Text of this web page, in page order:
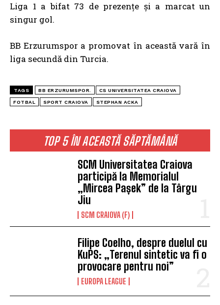
TOP 5 ÎN ACEASTĂ SĂPTĂMÂNĂ
SCM Universitatea Craiova
participă la Memorialul
„Mircea Pașek” de la Târgu
Jiu
SCM CRAIOVA (F)
Filipe Coelho, despre duelul cu
KuPS: „Terenul sintetic va fi o
provocare pentru noi”
EUROPA LEAGUE
Liga 1 a bifat 73 de prezențe și a marcat un
singur gol.
BB Erzurumspor a promovat în această vară în
liga secundă din Turcia.
TAGS BB ERZURUMSPOR. CS UNIVERSITATEA CRAIOVA
FOTBAL SPORT CRAIOVA STEPHAN ACKA